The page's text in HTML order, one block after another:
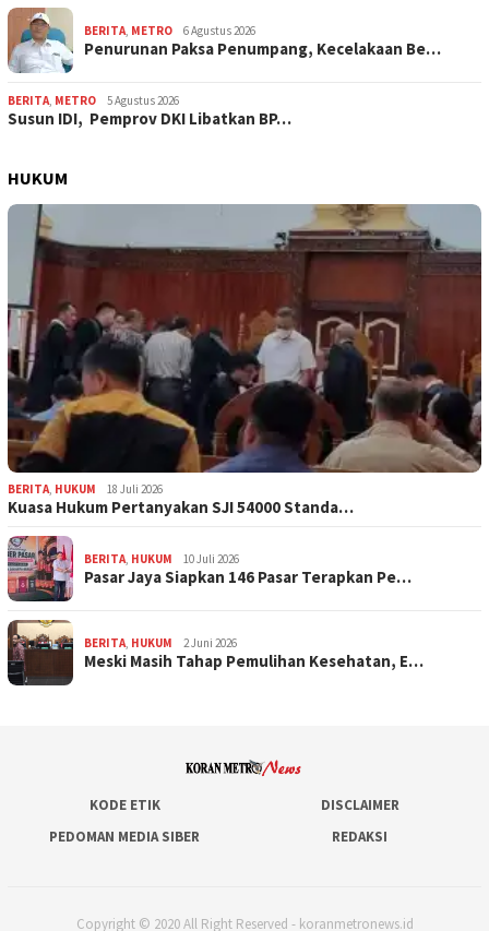
BERITA, METRO 6 Agustus 2026
Penurunan Paksa Penumpang, Kecelakaan Be…
BERITA, METRO 5 Agustus 2026
Susun IDI, Pemprov DKI Libatkan BP…
HUKUM
BERITA HUKUM 18 Juli 2026
Kuasa Hukum Pertanyakan SJI 54000 Standa…
BERITA HUKUM 10 Juli 2026
Pasar Jaya Siapkan 146 Pasar Terapkan Pe…
BERITA HUKUM 2 Juni 2026
Meski Masih Tahap Pemulihan Kesehatan, E…
KODE ETIK
DISCLAIMER
PEDOMAN MEDIA SIBER
REDAKSI
Copyright © 2020 All Right Reserved - koranmetronews.id